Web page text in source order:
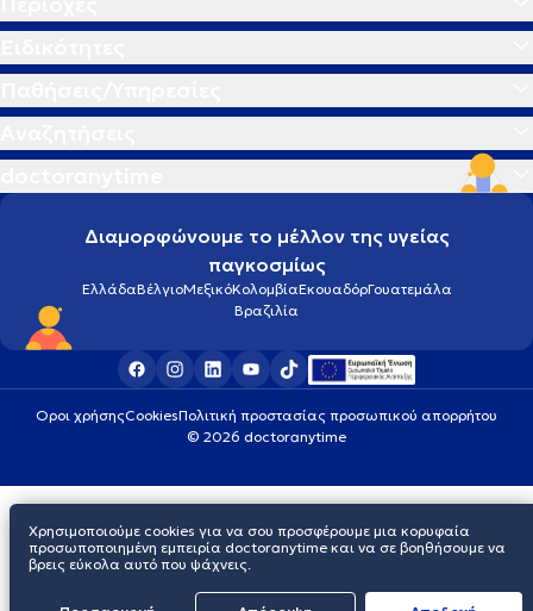
Διαμορφώνουμε το μέλλον της υγείας
παγκοσμίως
ΕλλάδαΒέλγιοΜεξικόΚολομβίαΕκουαδόρΓουατεμάλα
Βραζιλία
Οροι χρήσηςCookiesΠολιτική προστασίας προσωπικού απορρήτου
© 2026 doctoranytime
Χρησιμοποιούμε cookies για να σου προσφέρουμε μια κορυφαία
προσωποποιημένη εμπειρία doctoranytime και να σε βοηθήσουμε να
βρεις εύκολα αυτό που ψάχνεις.